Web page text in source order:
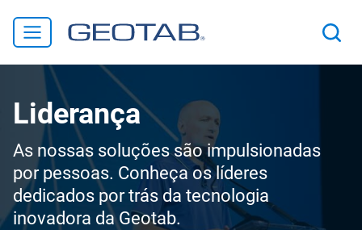
Liderança
As nossas soluções são impulsionadas
por pessoas. Conheça os líderes
dedicados por trás da tecnologia
inovadora da Geotab.